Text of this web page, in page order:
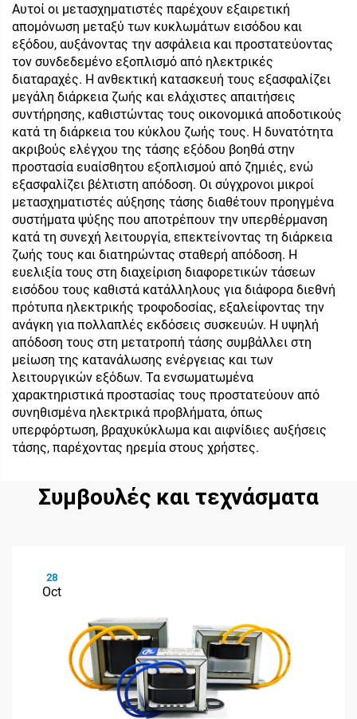
Αυτοί οι μετασχηματιστές παρέχουν εξαιρετική
απομόνωση μεταξύ των κυκλωμάτων εισόδου και
εξόδου, αυξάνοντας την ασφάλεια και προστατεύοντας
τον συνδεδεμένο εξοπλισμό από ηλεκτρικές
διαταραχές. Η ανθεκτική κατασκευή τους εξασφαλίζει
μεγάλη διάρκεια ζωής και ελάχιστες απαιτήσεις
συντήρησης, καθιστώντας τους οικονομικά αποδοτικούς
κατά τη διάρκεια του κύκλου ζωής τους. Η δυνατότητα
ακριβούς ελέγχου της τάσης εξόδου βοηθά στην
προστασία ευαίσθητου εξοπλισμού από ζημιές, ενώ
εξασφαλίζει βέλτιστη απόδοση. Οι σύγχρονοι μικροί
μετασχηματιστές αύξησης τάσης διαθέτουν προηγμένα
συστήματα ψύξης που αποτρέπουν την υπερθέρμανση
κατά τη συνεχή λειτουργία, επεκτείνοντας τη διάρκεια
ζωής τους και διατηρώντας σταθερή απόδοση. Η
ευελιξία τους στη διαχείριση διαφορετικών τάσεων
εισόδου τους καθιστά κατάλληλους για διάφορα διεθνή
πρότυπα ηλεκτρικής τροφοδοσίας, εξαλείφοντας την
ανάγκη για πολλαπλές εκδόσεις συσκευών. Η υψηλή
απόδοση τους στη μετατροπή τάσης συμβάλλει στη
μείωση της κατανάλωσης ενέργειας και των
λειτουργικών εξόδων. Τα ενσωματωμένα
χαρακτηριστικά προστασίας τους προστατεύουν από
συνηθισμένα ηλεκτρικά προβλήματα, όπως
υπερφόρτωση, βραχυκύκλωμα και αιφνίδιες αυξήσεις
τάσης, παρέχοντας ηρεμία στους χρήστες.
Συμβουλές και τεχνάσματα
28
Oct